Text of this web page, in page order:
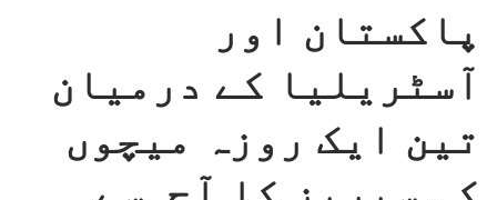
پاکستان اور
آسٹریلیا کے درمیان
تین ایک روزہ میچوں